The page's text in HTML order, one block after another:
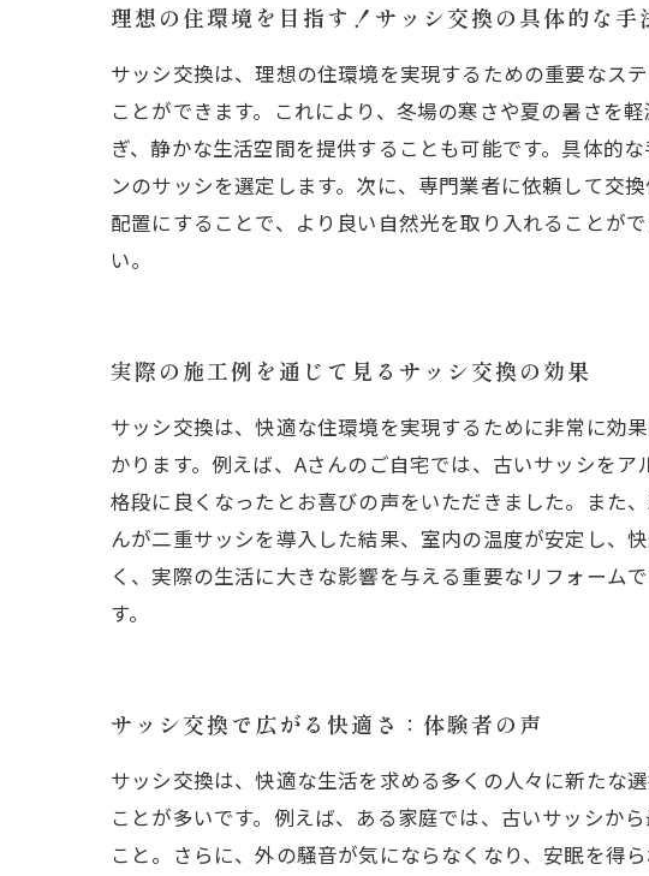
理想の住環境を目指す！サッシ交換の具体的な手
サッシ交換は、理想の住環境を実現するための重要なス
ことができます。これにより、冬場の寒さや夏の暑さを
ぎ、静かな生活空間を提供することも可能です。具体的
ンのサッシを選定します。次に、専門業者に依頼して交
配置にすることで、より良い自然光を取り入れることが
い。
実際の施工例を通じて見るサッシ交換の効果
サッシ交換は、快適な住環境を実現するために非常に効
かります。例えば、Aさんのご自宅では、古いサッシを
格段に良くなったとお喜びの声をいただきました。また
んが二重サッシを導入した結果、室内の温度が安定し、
く、実際の生活に大きな影響を与える重要なリフォーム
す。
サッシ交換で広がる快適さ：体験者の声
サッシ交換は、快適な生活を求める多くの人々に新たな
ことが多いです。例えば、ある家庭では、古いサッシか
こと。さらに、外の騒音が気にならなくなり、安眠を得